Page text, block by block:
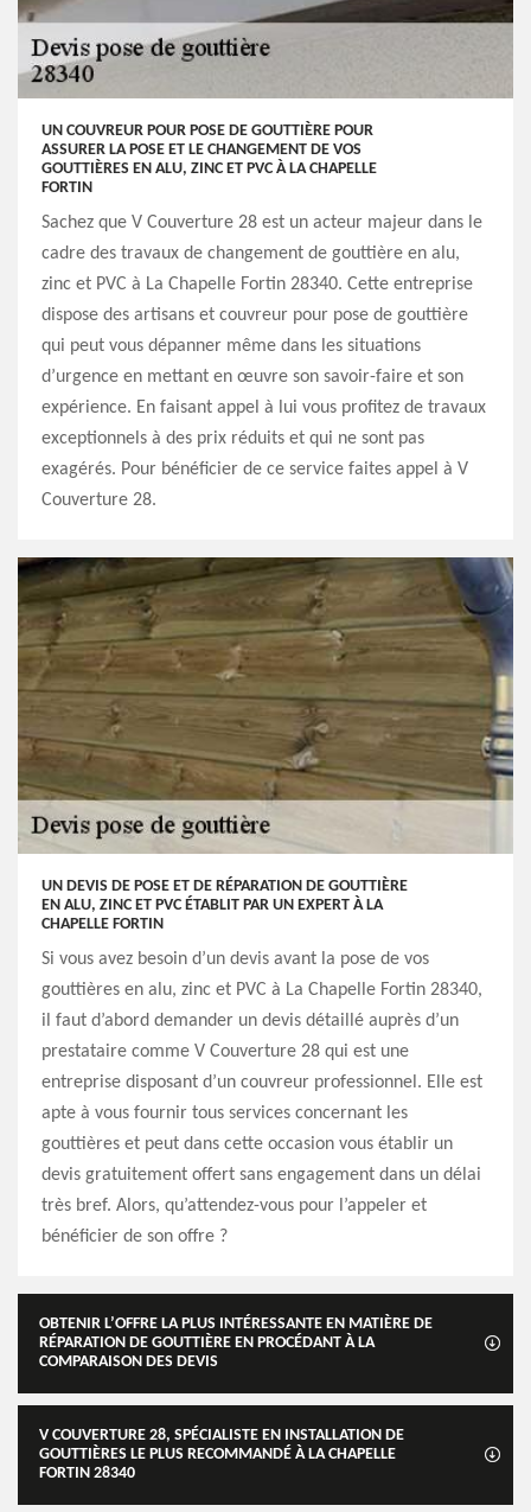
UN COUVREUR POUR POSE DE GOUTTIÈRE POUR
ASSURER LA POSE ET LE CHANGEMENT DE VOS
GOUTTIÈRES EN ALU, ZINC ET PVC À LA CHAPELLE
FORTIN
Sachez que V Couverture 28 est un acteur majeur dans le
cadre des travaux de changement de gouttière en alu,
zinc et PVC à La Chapelle Fortin 28340. Cette entreprise
dispose des artisans et couvreur pour pose de gouttière
qui peut vous dépanner même dans les situations
d’urgence en mettant en œuvre son savoir-faire et son
expérience. En faisant appel à lui vous profitez de travaux
exceptionnels à des prix réduits et qui ne sont pas
exagérés. Pour bénéficier de ce service faites appel à V
Couverture 28.
UN DEVIS DE POSE ET DE RÉPARATION DE GOUTTIÈRE
EN ALU, ZINC ET PVC ÉTABLIT PAR UN EXPERT À LA
CHAPELLE FORTIN
Si vous avez besoin d’un devis avant la pose de vos
gouttières en alu, zinc et PVC à La Chapelle Fortin 28340,
il faut d’abord demander un devis détaillé auprès d’un
prestataire comme V Couverture 28 qui est une
entreprise disposant d’un couvreur professionnel. Elle est
apte à vous fournir tous services concernant les
gouttières et peut dans cette occasion vous établir un
devis gratuitement offert sans engagement dans un délai
très bref. Alors, qu’attendez-vous pour l’appeler et
bénéficier de son offre ?
OBTENIR L’OFFRE LA PLUS INTÉRESSANTE EN MATIÈRE DE
RÉPARATION DE GOUTTIÈRE EN PROCÉDANT À LA
COMPARAISON DES DEVIS
V COUVERTURE 28, SPÉCIALISTE EN INSTALLATION DE
GOUTTIÈRES LE PLUS RECOMMANDÉ À LA CHAPELLE
FORTIN 28340